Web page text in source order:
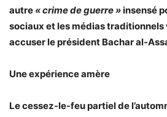
autre « crime de guerre »insensé
sociaux et les médias
accuser le président Bachar al-
Une expérience amère
Le cessez-le-feu partiel de